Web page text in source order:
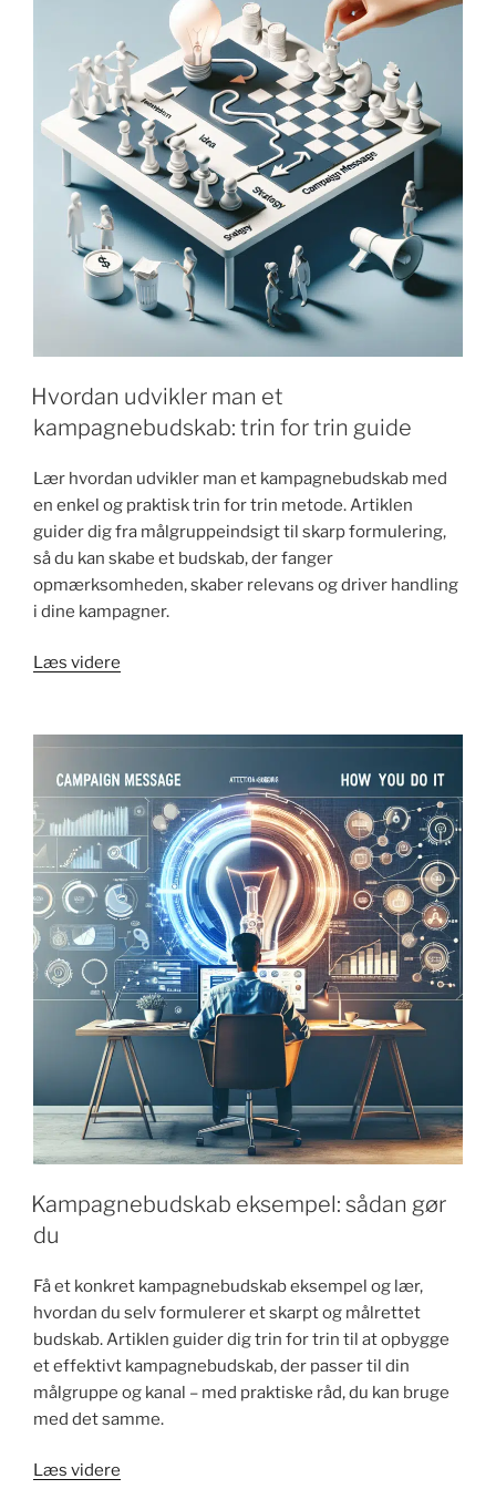
forklaring"
Hvordan udvikler man et
kampagnebudskab: trin for trin guide
Lær hvordan udvikler man et kampagnebudskab med
en enkel og praktisk trin for trin metode. Artiklen
guider dig fra målgruppeindsigt til skarp formulering,
så du kan skabe et budskab, der fanger
opmærksomheden, skaber relevans og driver handling
i dine kampagner.
Læs videre
et
trin
for
trin
guide"
Kampagnebudskab eksempel: sådan gør
du
Få et konkret kampagnebudskab eksempel og lær,
hvordan du selv formulerer et skarpt og målrettet
budskab. Artiklen guider dig trin for trin til at opbygge
et effektivt kampagnebudskab, der passer til din
målgruppe og kanal – med praktiske råd, du kan bruge
med det samme.
Læs videre